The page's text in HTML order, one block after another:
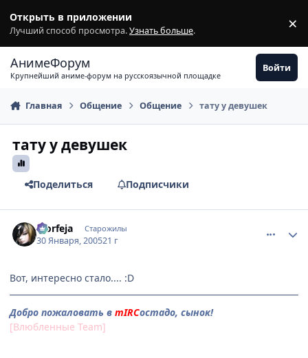
Открыть в приложении
Лучший способ просмотра.Узнать больше. ×
АнимеФорум
Крупнейший аниме-форум на русскоязычной площадке
Войти
Главная Общение Общение тату у девушек
тату у девушек
Поделиться Подписчики
Morfeja Старожилы
30 Января, 200521 г
Вот, интересно стало.... :D
Добро пожаловать в mIRCостадо, сынок!
[Влюбленные Team]